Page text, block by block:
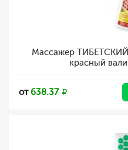
Массажер ТИБЕТСКИЙ
красный
от638.37